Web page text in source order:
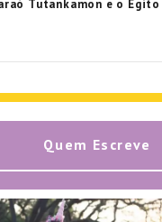
Tutankamon e o
Quem Escreve